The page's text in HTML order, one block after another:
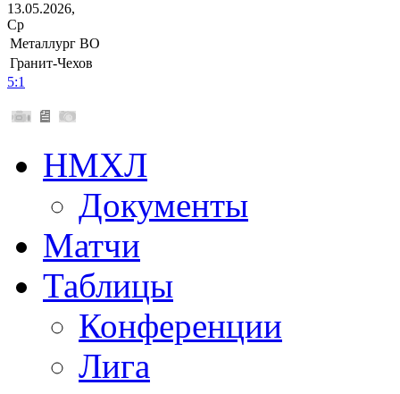
13.05.2026,
Ср
Металлург ВО
Гранит-Чехов
5:1
НМХЛ
Документы
Матчи
Таблицы
Конференции
Лига